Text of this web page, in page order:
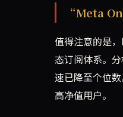
“Meta
值得注意的是
态订阅体系。
速已降至个位
高净值用户。